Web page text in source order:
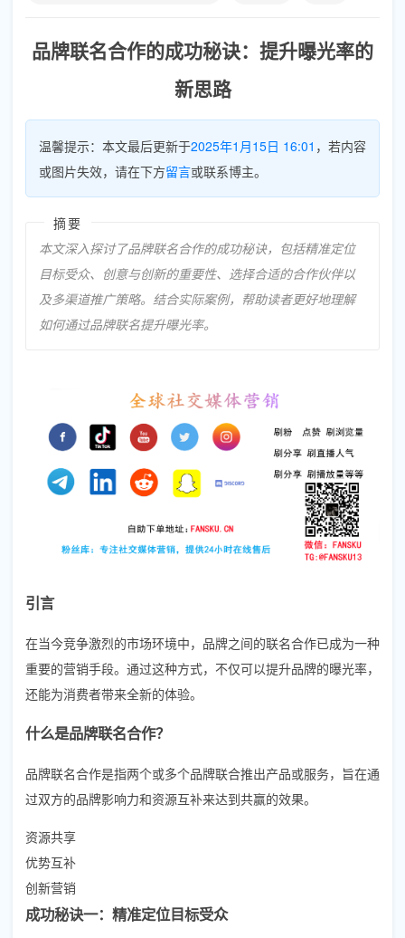
品牌联名合作的成功秘诀：提升曝光率的
新思路
温馨提示：本文最后更新于2025年1月15日 16:01 ，若内容
或图片失效，请在下方留言或联系博主。
摘要
本文深入探讨了品牌联名合作的成功秘诀，包括精准定位
目标受众、创意与创新的重要性、选择合适的合作伙伴以
及多渠道推广策略。结合实际案例，帮助读者更好地理解
如何通过品牌联名提升曝光率。
引言
在当今竞争激烈的市场环境中，品牌之间的联名合作已成为一种
重要的营销手段。通过这种方式，不仅可以提升品牌的曝光率，
还能为消费者带来全新的体验。
什么是品牌联名合作？
品牌联名合作是指两个或多个品牌联合推出产品或服务，旨在通
过双方的品牌影响力和资源互补来达到共赢的效果。
资源共享
优势互补
创新营销
成功秘诀一：精准定位目标受众